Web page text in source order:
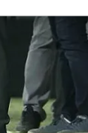
Sitemizde
olup
daha
sınırlı
vasıtasıyla